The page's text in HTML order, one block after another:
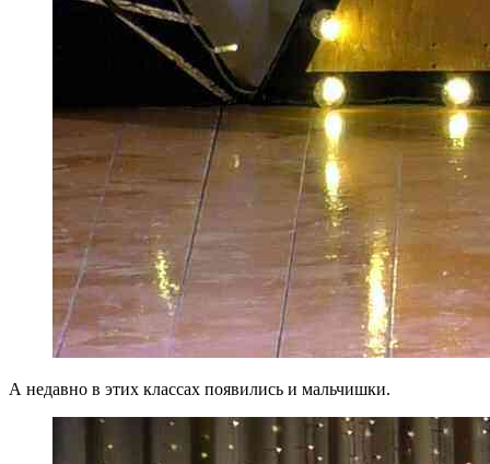
А недавно в этих классах появились и мальчишки.